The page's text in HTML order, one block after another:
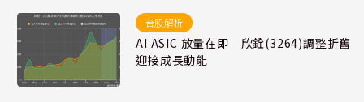
台股解析
AI ASIC 放量在即 欣銓(3264)調整折舊
迎接成長動能